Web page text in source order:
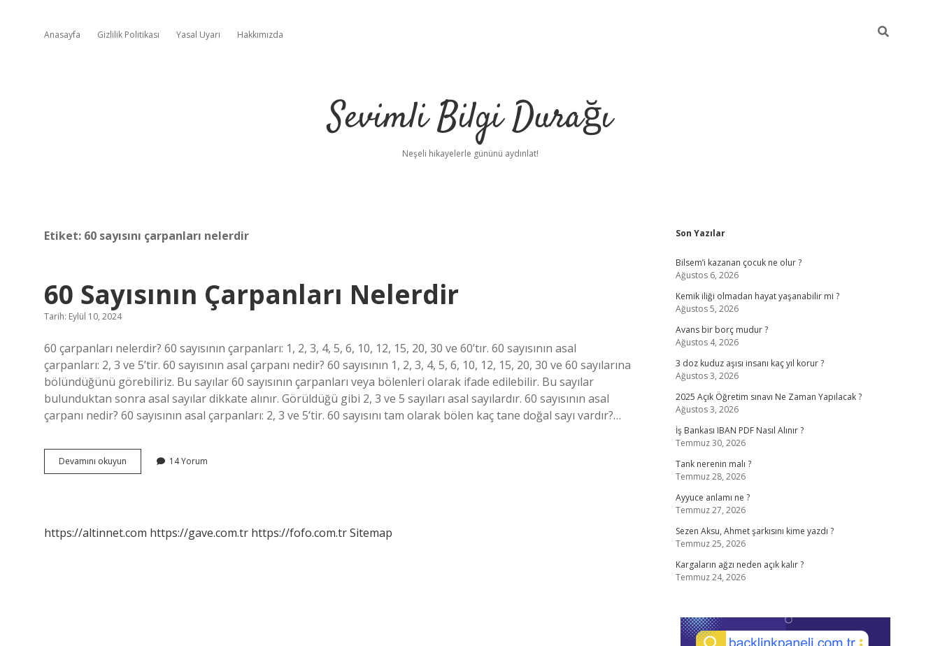
Anasayfa Gizlilik Politikası Yasal Uyarı Hakkımızda
Sevimli Bilgi Durağı
Neşeli hikayelerle gününü aydınlat!
Etiket: 60 sayısını çarpanları nelerdir
60 Sayısının Çarpanları Nelerdir
Tarih: Eylül 10, 2024
60 çarpanları nelerdir? 60 sayısının çarpanları: 1, 2, 3, 4, 5, 6, 10, 12, 15, 20, 30 ve 60’tır. 60 sayısının asal
çarpanları: 2, 3 ve 5’tir. 60 sayısının asal çarpanı nedir? 60 sayısının 1, 2, 3, 4, 5, 6, 10, 12, 15, 20, 30 ve 60 sayılarına
bölündüğünü görebiliriz. Bu sayılar 60 sayısının çarpanları veya bölenleri olarak ifade edilebilir. Bu sayılar
bulunduktan sonra asal sayılar dikkate alınır. Görüldüğü gibi 2, 3 ve 5 sayıları asal sayılardır. 60 sayısının asal
çarpanı nedir? 60 sayısının asal çarpanları: 2, 3 ve 5’tir. 60 sayısını tam olarak bölen kaç tane doğal sayı vardır?…
Devamını okuyun
Sayısının
14 Yorum
https://altinnet.com https://gave.com.tr https://fofo.com.trSitemap
Sidebar
Son Yazılar
Bilsem’i kazanan çocuk ne olur ?
Ağustos 6, 2026
Kemik iliği olmadan hayat yaşanabilir mi ?
Ağustos 5, 2026
Avans bir borç mudur ?
Ağustos 4, 2026
3 doz kuduz aşısı insanı kaç yıl korur ?
Ağustos 3, 2026
2025 Açık Öğretim sınavı Ne Zaman Yapılacak ?
Ağustos 3, 2026
İş Bankası IBAN PDF Nasıl Alınır ?
Temmuz 30, 2026
Tank nerenin malı ?
Temmuz 28, 2026
Ayyuce anlamı ne ?
Temmuz 27, 2026
Sezen Aksu, Ahmet şarkısını kime yazdı ?
Temmuz 25, 2026
Kargaların ağzı neden açık kalır ?
Temmuz 24, 2026